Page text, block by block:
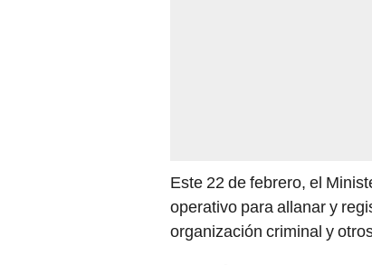
Este 22 de febrero, el
operativo para allanar y
organización criminal y